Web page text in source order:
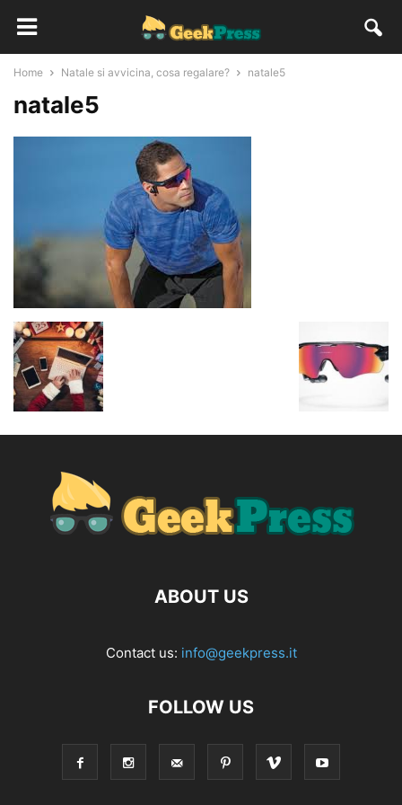
Home Natale si avvicina, cosa regalare? natale5
natale5
ABOUT US
Contact us: info@geekpress.it
FOLLOW US